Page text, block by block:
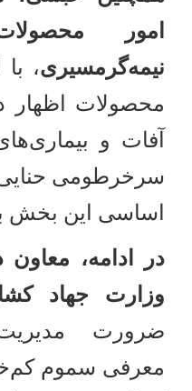
امور
نیمه‌گرمسیری،
محصولات اظهار
آفات و
سرخرطومی حنایی
اساسی این بخش
در ادامه، معاون
وزارت جهاد
ضرورت
معرفی سموم